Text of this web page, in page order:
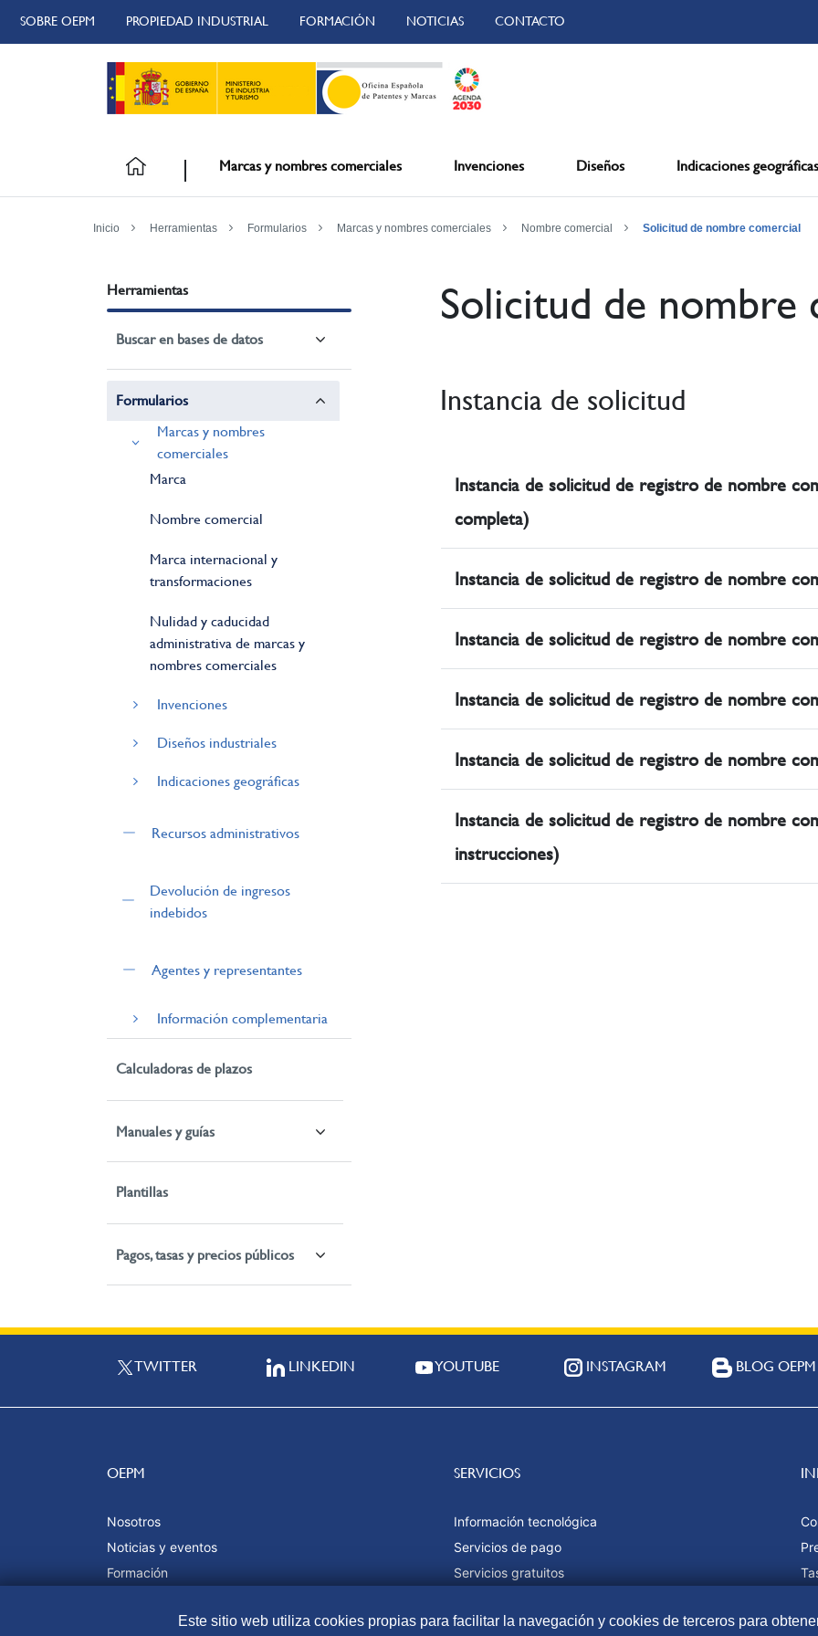
SOBRE OEPM PROPIEDAD INDUSTRIAL FORMACIÓN NOTICIAS CONTACTO
Marcas y nombres comerciales Invenciones Diseños Indicaciones geográficas
Inicio Herramientas Formularios Marcas y nombres comerciales Nombre comercial Solicitud de nombre comercial
Herramientas
Buscar en bases de datos
Formularios
Marcas y nombres
comerciales
Marca
Nombre comercial
Marca internacional y
transformaciones
Nulidad y caducidad
administrativa de marcas y
nombres comerciales
Invenciones
Diseños industriales
Indicaciones geográficas
Recursos administrativos
Devolución de ingresos
indebidos
Agentes y representantes
Información complementaria
Calculadoras de plazos
Manuales y guías
Plantillas
Pagos, tasas y precios públicos
Solicitud de nombre
Instancia de solicitud
Instancia de solicitud de registro de nombre
completa)
Instancia de solicitud de registro de nombre
Instancia de solicitud de registro de nombre
Instancia de solicitud de registro de nombre
Instancia de solicitud de registro de nombre
Instancia de solicitud de registro de nombre
instrucciones)
TWITTER LINKEDIN YOUTUBE INSTAGRAM BLOG OEPM
OEPM
Nosotros
Noticias y eventos
Formación
SERVICIOS
Información tecnológica
Servicios de pago
Servicios gratuitos
Este sitio web utiliza cookies propias para facilitar la navegación y cookies de terceros para